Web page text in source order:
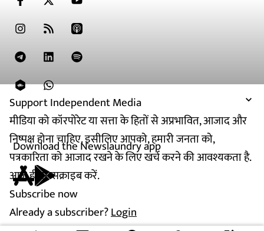
Support Independent Media
मीडिया को कॉरपोरेट या सत्ता के हितों से अप्रभावित, आजाद और
निष्पक्ष होना चाहिए. इसीलिए आपको, हमारी जनता को,
पत्रकारिता को आजाद रखने के लिए खर्च करने की आवश्यकता है.
आज ही सब्सक्राइब करें.
Subscribe now
Already a subscriber?Login
Download the Newslaundry app